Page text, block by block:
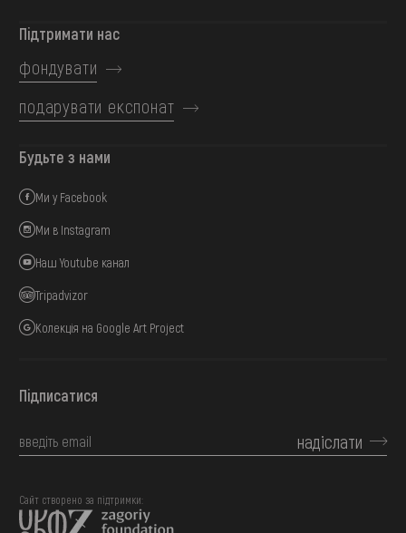
Підтримати нас
фондувати
подарувати експонат
Будьте з нами
Ми у Facebook
Ми в Instagram
Наш Youtube канал
Tripadvizor
Колекція на Google Art Project
Підписатися
надіслати
Сайт створено за підтримки: